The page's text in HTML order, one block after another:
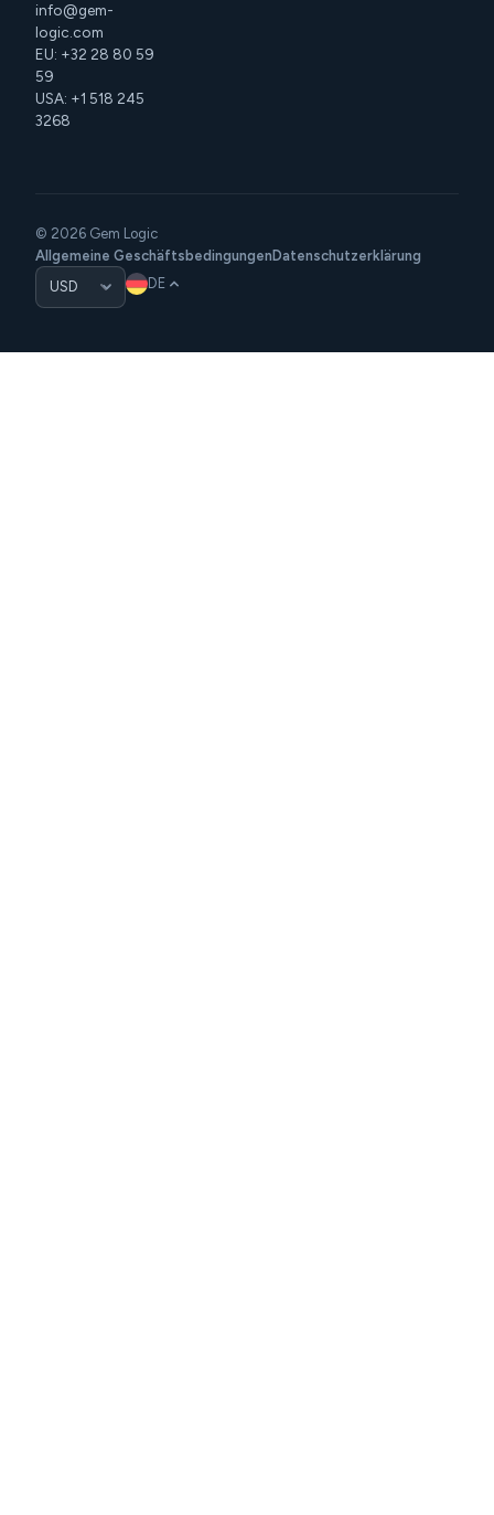
info@gem-
logic.com
EU: +32 28 80 59
59
USA: +1 518 245
3268
© 2026 Gem Logic
Allgemeine Geschäftsbedingungen Datenschutzerklärung
DE